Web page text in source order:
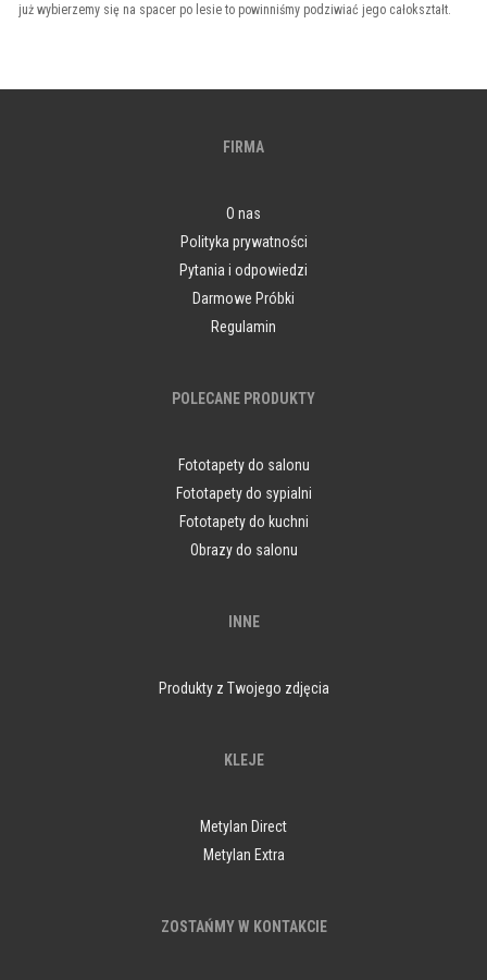
już wybierzemy się na spacer po lesie to powinniśmy podziwiać jego całokształt.
FIRMA
O nas
Polityka prywatności
Pytania i odpowiedzi
Darmowe Próbki
Regulamin
POLECANE PRODUKTY
Fototapety do salonu
Fototapety do sypialni
Fototapety do kuchni
Obrazy do salonu
INNE
Produkty z Twojego zdjęcia
KLEJE
Metylan Direct
Metylan Extra
ZOSTAŃMY W KONTAKCIE